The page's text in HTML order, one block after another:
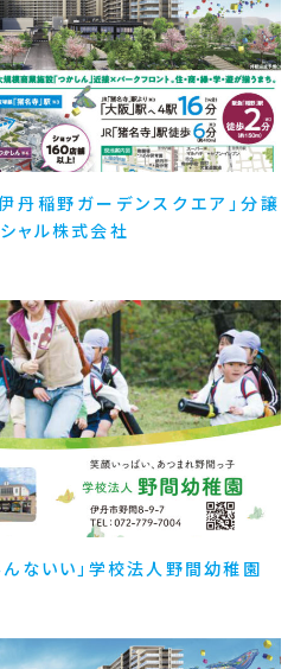
丹稲野ガーデンスクエア」分譲
ャル株式会社
ないい」学校法人野間幼稚園